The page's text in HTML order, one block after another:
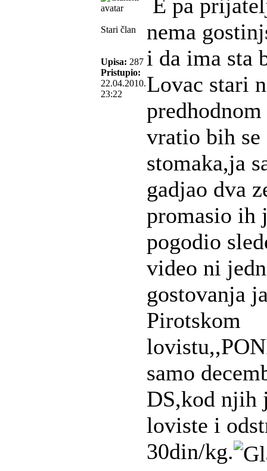
Stari član
Upisa: 287
Pristupio:
22.04.2010.
23:22
E pa
nema
i da ima sta
Lovac stari
vratio bih se
stomaka,ja
gadjao dva
promasio ih
pogodio
video ni
gostovanja
Pirotskom
samo
DS,kod njih
loviste i
30din/kg.